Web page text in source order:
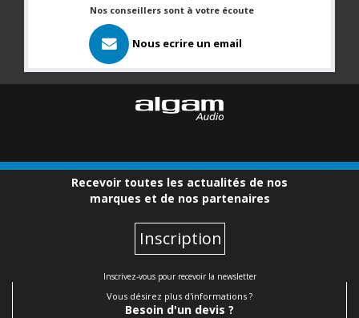
Nos conseillers sont à votre écoute
Nous ecrire un email
Recevoir toutes les actualités de nos
marques et de nos partenaires
Inscription
Inscrivez-vous pour recevoir la newsletter
Vous désirez plus d'informations ?
Besoin d'un devis ?